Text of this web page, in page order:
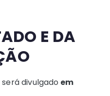
E DA
divulgado em